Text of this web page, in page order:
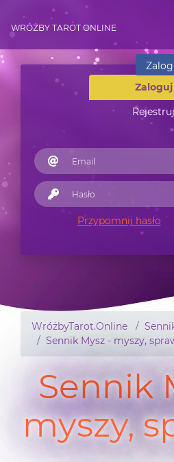
WRÓŻBY TAROT ONLINE
Zaloguj
Rejestruj
Przypomnij hasło
WróżbyTarot.Online
Sennik Mysz - myszy,
Sennik
myszy,